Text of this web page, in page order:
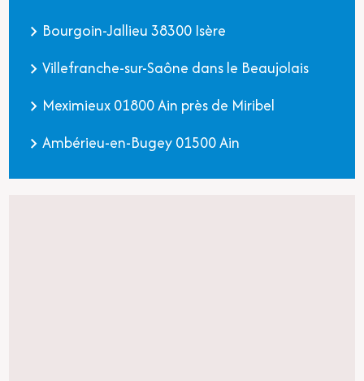
Bourgoin-Jallieu 38300 Isère
Villefranche-sur-Saône dans le Beaujolais
Meximieux 01800 Ain près de Miribel
Ambérieu-en-Bugey 01500 Ain